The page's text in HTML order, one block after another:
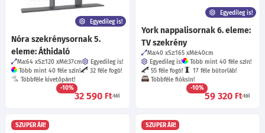
Egyedileg is!
York nappalisornak 6. eleme:
TV szekrény
Ma:40 Sz:165 Mé:40cm
Egyedileg is!
Több mint 40 féle szín!
55 féle fogó!
17 féle bútorláb!
Többféle fióksín!
-10%
59 320 Ft-tól
Egyedileg is!
Nóra szekrénysornak 5.
eleme: Áthidaló
Ma:64 Sz:120 Mé:37cm
Egyedileg is!
Több mint 40 féle szín!
32 féle fogó!
Többféle kivetőpánt!
-10%
32 590 Ft-tól
SZUPER ÁR! SZUPER ÁR!